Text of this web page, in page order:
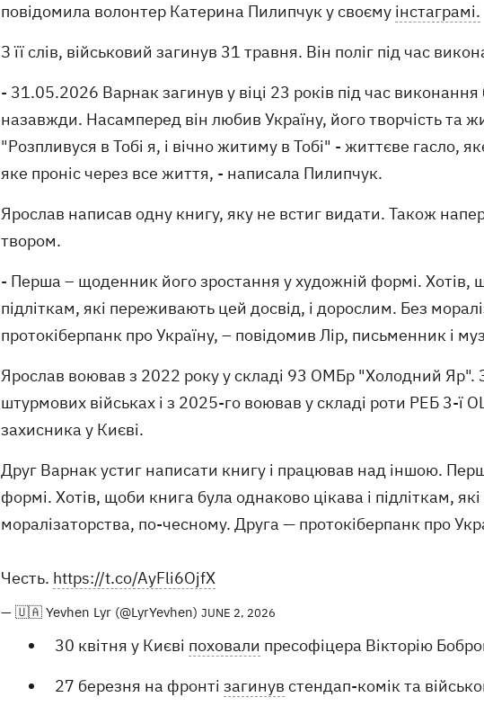
повідомила волонтер Катерина Пилипчук у своєму інстаграмі.
З її слів, військовий загинув 31 травня. Він поліг під час
- 31.05.2026 Варнак загинув у віці 23 років під час
назавжди. Насамперед він любив Україну, його творчість та
"Розпливуся в Тобі я, і вічно житиму в Тобі" - життєве гасло,
яке проніс через все життя, - написала Пилипчук.
Ярослав написав одну книгу, яку не встиг видати. Також
твором.
- Перша – щоденник його зростання у художній формі. Хотів,
підліткам, які переживають цей досвід, і дорослим. Без
протокіберпанк про Україну, – повідомив Лір, письменник і
Ярослав воював з 2022 року у складі 93 ОМБр "Холодний Яр".
штурмових військах і з 2025-го воював у складі роти РЕБ 3-
захисника у Києві.
Друг Варнак устиг написати книгу і працював над іншою.
формі. Хотів, щоби книга була однаково цікава і підліткам,
моралізаторства, по-чесному. Друга — протокіберпанк про
Честь. https://t.co/AyFli6OjfX
— 🇺🇦 Yevhen Lyr (@LyrYevhen) JUNE 2, 2026
30 квітня у Києві поховали пресофіцера Вікторію
27 березня на фронті загинув стендап-комік та